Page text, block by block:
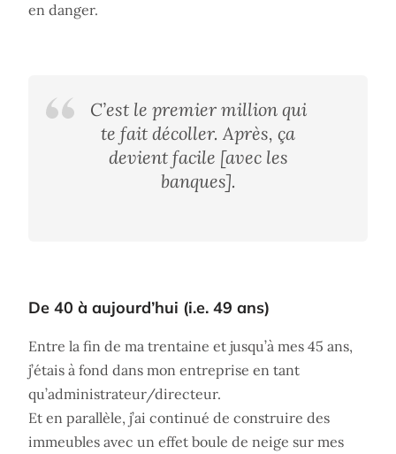
en danger.
C’est le premier million qui
te fait décoller. Après, ça
devient facile [avec les
banques].
De 40 à aujourd’hui (i.e. 49 ans)
Entre la fin de ma trentaine et jusqu’à mes 45 ans,
j’étais à fond dans mon entreprise en tant
qu’administrateur/directeur.
Et en parallèle, j’ai continué de construire des
immeubles avec un effet boule de neige sur mes